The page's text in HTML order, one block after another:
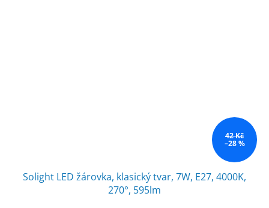
42 Kč
–28 %
Solight LED žárovka, klasický tvar, 7W, E27, 4000K,
270°, 595lm